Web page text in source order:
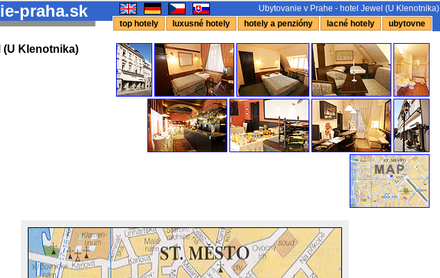
praha.sk
Ubytovanie v Prahe - hotel Jewel (U Klenotnika)
top hotely
luxusné hotely hotely a penzióny lacné hotely ubytovne
(U Klenotnika)